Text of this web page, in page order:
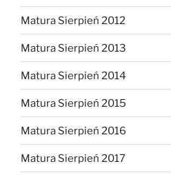
Matura Sierpień 2012
Matura Sierpień 2013
Matura Sierpień 2014
Matura Sierpień 2015
Matura Sierpień 2016
Matura Sierpień 2017